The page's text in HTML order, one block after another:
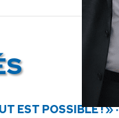
EST POSSIBLE ! » ·